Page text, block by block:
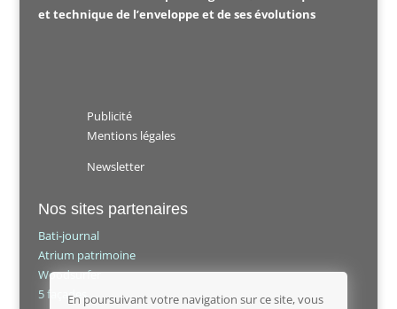
et technique de l’enveloppe et de ses évolutions
Publicité
Mentions légales
Newsletter
Nos sites partenaires
Bati-journal
Atrium patrimoine
Woodsurfer
5 façadesEn poursuivant votre navigation sur ce site, vous